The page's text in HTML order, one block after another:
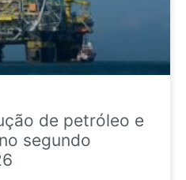
de petróleo e
segundo